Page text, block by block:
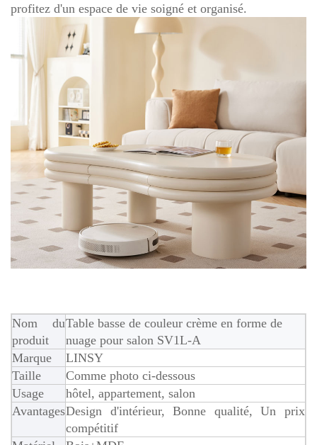
profitez d'un espace de vie soigné et organisé.
Nom du
produit
Table basse de couleur crème en forme de
nuage pour salon SV1L-A
Marque
LINSY
Taille
Comme photo ci-dessous
Usage
hôtel, appartement, salon
AvantagesDesign d'intérieur, Bonne qualité, Un prix
compétitif